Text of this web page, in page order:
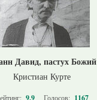
Давид, пастух Божий
Кристиан Курте
Голосов: